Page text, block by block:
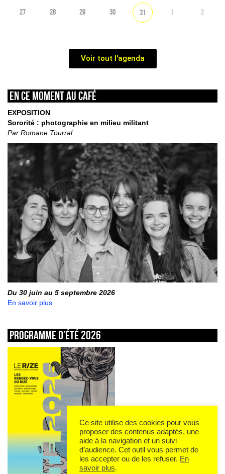
27 28 29 30 31 1 2
Voir tout l'agenda
En ce moment au café
EXPOSITION
Sororité : photographie en milieu militant
Par Romane Tourral
Du 30 juin au 5 septembre 2026
En savoir plus
Programme d’été 2026
Ce site utilise des cookies pour vous
proposer des contenus adaptés, une
aide à la navigation et un suivi
d’audience. Cet outil vous permet de
les accepter ou de les refuser. En
savoir plus.